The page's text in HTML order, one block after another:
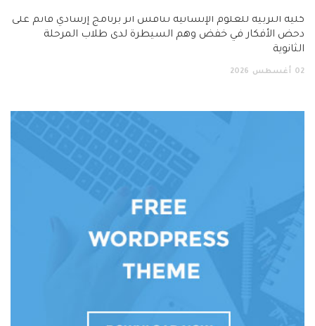
كلية التربية للعلوم الإنسانية تناقش أثر برنامج إرشادي قائم على
دحض الأفكار في خفض وهم السيطرة لدى طلاب المرحلة
الثانوية
02 أغسطس 2026